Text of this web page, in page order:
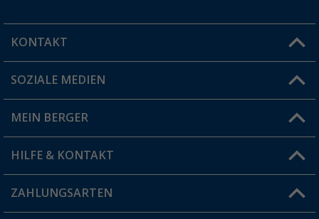
KONTAKT
Du hast eine Frage?
Filiale finden
SOZIALE MEDIEN
MEIN BERGER
Vorteilskarte
Blog
HILFE & KONTAKT
FAQ & Kontakt
ZAHLUNGSARTEN